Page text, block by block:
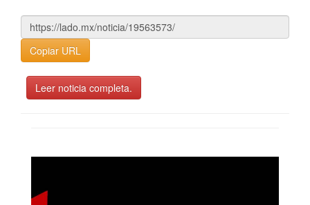
Copiar URL
Leer noticia completa.